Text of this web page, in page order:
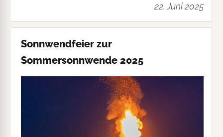
22. Juni 2025
Sonnwendfeier zur
Sommersonnwende 2025